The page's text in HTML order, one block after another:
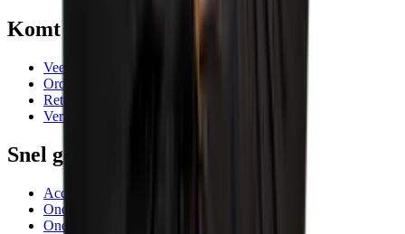
Komt goed
Veelgestelde vragen
Orderafhandeling
Retourneren
Verzending
Snel geregeld
Account AIC Visser
Onderhoud meetinstrumenten
Onderhoud en reparatie machines